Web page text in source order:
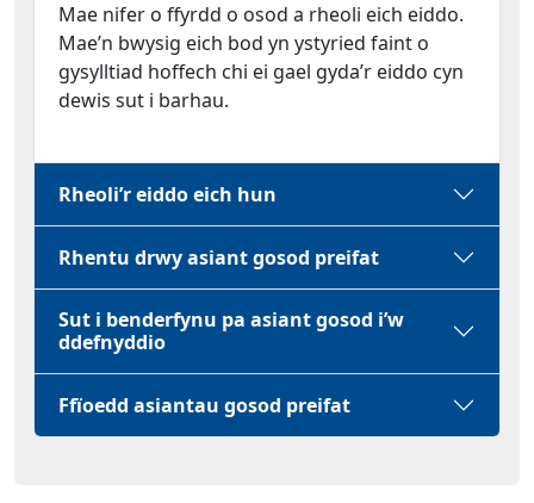
Mae nifer o ffyrdd o osod a rheoli eich eiddo.
Mae’n bwysig eich bod yn ystyried faint o
gysylltiad hoffech chi ei gael gyda’r eiddo cyn
dewis sut i barhau.
Rheoli’r eiddo eich hun
Rhentu drwy asiant gosod preifat
Sut i benderfynu pa asiant gosod i’w
ddefnyddio
Ffïoedd asiantau gosod preifat